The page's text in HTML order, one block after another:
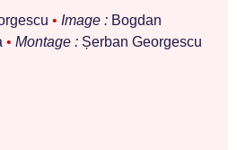
• Image : Bogdan
• Montage : Șerban Georgescu